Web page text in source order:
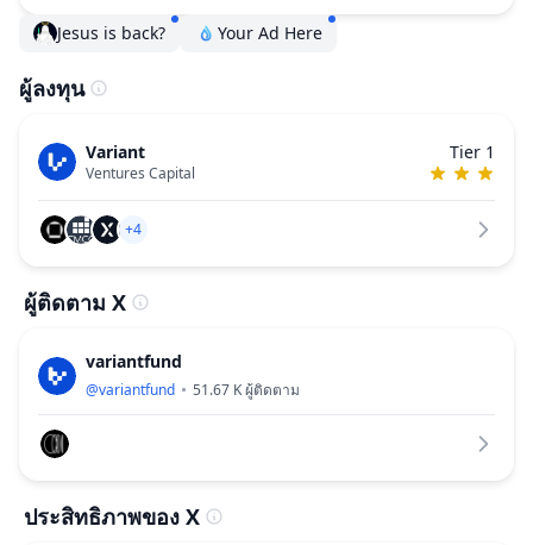
Jesus is back? Your Ad Here
ผู้ลงทุน
Variant
Ventures Capital
Tier 1
+4
ผู้ติดตาม X
variantfund
@variantfund 51.67 Kผู้ติดตาม
ประสิทธิภาพของ X